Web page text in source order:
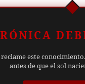
este
antes de que el sol